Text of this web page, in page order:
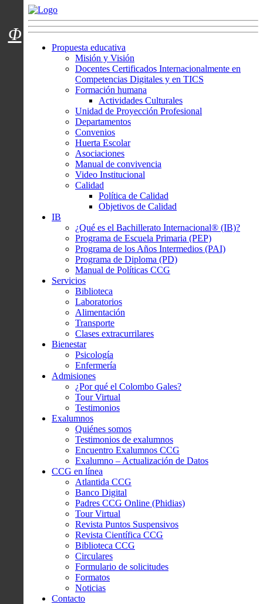
Menú usuarios
Propuesta educativa
Misión y Visión
Docentes Certificados Internacionalmente en
Competencias Digitales y en TICS
Formación humana
Actividades Culturales
Unidad de Proyección Profesional
Departamentos
Convenios
Huerta Escolar
Asociaciones
Manual de convivencia
Video Institucional
Calidad
Política de Calidad
Objetivos de Calidad
IB
¿Qué es el Bachillerato Internacional® (IB)?
Programa de Escuela Primaria (PEP)
Programa de los Años Intermedios (PAI)
Programa de Diploma (PD)
Manual de Políticas CCG
Servicios
Biblioteca
Laboratorios
Alimentación
Transporte
Clases extracurrilares
Bienestar
Psicología
Enfermería
Admisiones
¿Por qué el Colombo Gales?
Tour Virtual
Testimonios
Exalumnos
Quiénes somos
Testimonios de exalumnos
Encuentro Exalumnos CCG
Exalumno – Actualización de Datos
CCG en línea
Atlantida CCG
Banco Digital
Padres CCG Online (Phidias)
Tour Virtual
Revista Puntos Suspensivos
Revista Científica CCG
Biblioteca CCG
Circulares
Formulario de solicitudes
Formatos
Noticias
Contacto
Φ